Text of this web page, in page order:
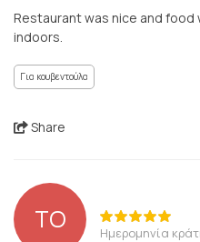
Restaurant was nice and
indoors.
Για κουβεντούλα
Share
TO Ημερομηνία